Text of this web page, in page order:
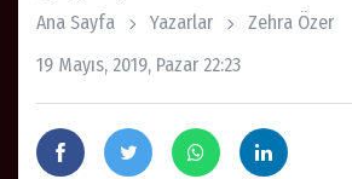
Ana Sayfa Yazarlar
Zehra Özer
19 Mayıs, 2019, Pazar 22:23